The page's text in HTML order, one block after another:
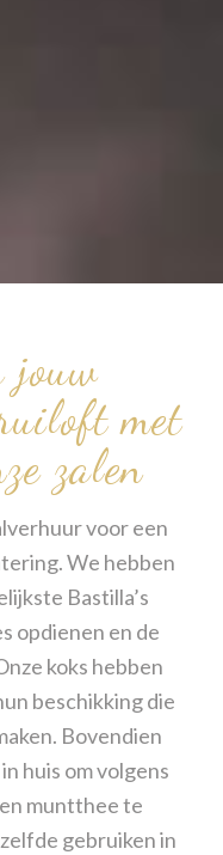
jouw
met
zalen
voor een
We hebben
Bastilla’s
opdienen en de
koks hebben
beschikking die
Bovendien
huis om volgens
muntthee te
gebruiken in